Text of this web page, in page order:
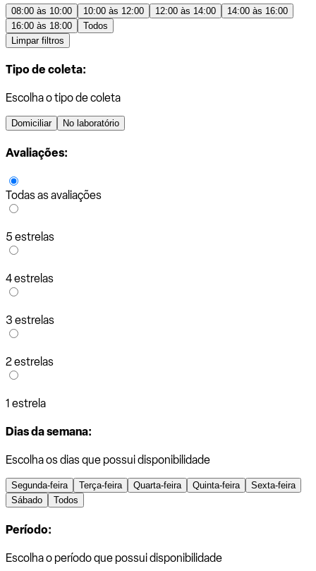
08:00 às 10:00 10:00 às 12:00 12:00 às 14:00
14:00 às 16:00
16:00 às 18:00
Todos
Limpar filtros
Tipo de coleta:
Escolha o tipo de coleta
Domiciliar No laboratório
Avaliações:
Todas as avaliações
5 estrelas
4 estrelas
3 estrelas
2 estrelas
1 estrela
Dias da semana:
Escolha os dias que possui disponibilidade
Segunda-feira Terça-feira Quarta-feira Quinta-feira
Sexta-feira
Sábado
Todos
Período:
Escolha o período que possui disponibilidade